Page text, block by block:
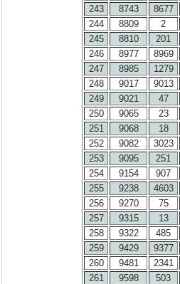
243
8743 8677
244
8809 2
245
8810 201
246
8977 8969
247
8985 1279
248
9017 9013
249
9021 47
250
9065 23
251
9068 18
252
9082 3023
253
9095 251
254
9154 907
255
9238 4603
256
9270 75
257
9315 13
258
9322 485
259
9429 9377
260
9481 2341
261
9598 503